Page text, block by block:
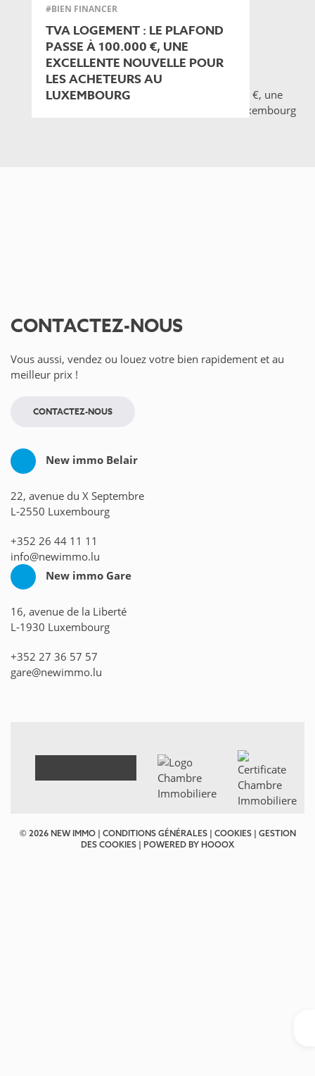
#BIEN FINANCER
TVA LOGEMENT : LE PLAFOND
PASSE À 100.000 €, UNE
EXCELLENTE NOUVELLE POUR
LES ACHETEURS AU
LUXEMBOURG
CONTACTEZ-NOUS
Vous aussi, vendez ou louez votre bien rapidement et au
meilleur prix !
CONTACTEZ-NOUS
New immo Belair
22, avenue du X Septembre
L-2550 Luxembourg
+352 26 44 11 11
info@newimmo.lu
New immo Gare
16, avenue de la Liberté
L-1930 Luxembourg
+352 27 36 57 57
gare@newimmo.lu
© 2026 NEW IMMO | CONDITIONS GÉNÉRALES| COOKIES| GESTION
DES COOKIES | POWERED BY HOOOX